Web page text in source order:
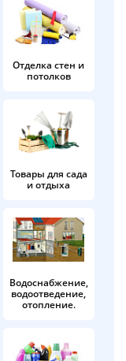
Отделка стен и
потолков
Товары для сада
и отдыха
Водоснабжение,
водоотведение,
отопление.